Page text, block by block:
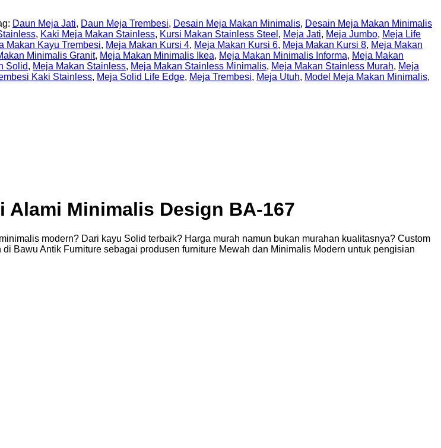
Daun Meja Jati, Daun Meja Trembesi, Desain Meja Makan Minimalis, Desain Meja Makan Minimalis
, Kaki Meja Makan Stainless, Kursi Makan Stainless Steel , Meja Jati, Meja Jumbo, Meja Life
Makan Kayu Trembesi, Meja Makan Kursi 4, Meja Makan Kursi 6, Meja Makan Kursi 8, Meja Makan
Minimalis Granit, Meja Makan Minimalis Ikea, Meja Makan Minimalis Informa, Meja Makan
Solid, Meja Makan Stainless, Meja Makan Stainless Minimalis, Meja Makan Stainless Murah, Meja
Kaki Stainless, Meja Solid Life Edge, Meja Trembesi, Meja Utuh, Model Meja Makan Minimalis,
Alami Minimalis Design BA-167
modern? Dari kayu Solid terbaik? Harga murah namun bukan murahan kualitasnya? Custom
Bawu Antik Furniture sebagai produsen furniture Mewah dan Minimalis Modern untuk pengisian